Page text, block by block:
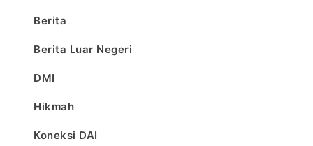
Berita
Berita Luar Negeri
DMI
Hikmah
Koneksi DAI